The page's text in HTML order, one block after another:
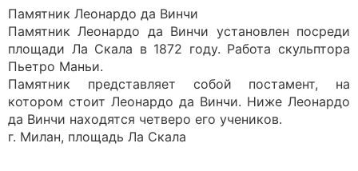
Памятник Леонардо да Винчи
Памятник Леонардо да Винчи установлен посреди
площади Ла Скала в 1872 году. Работа скульптора
Пьетро Маньи.
Памятник представляет собой постамент, на
котором стоит Леонардо да Винчи. Ниже Леонардо
да Винчи находятся четверо его учеников.
г. Милан, площадь Ла Скала